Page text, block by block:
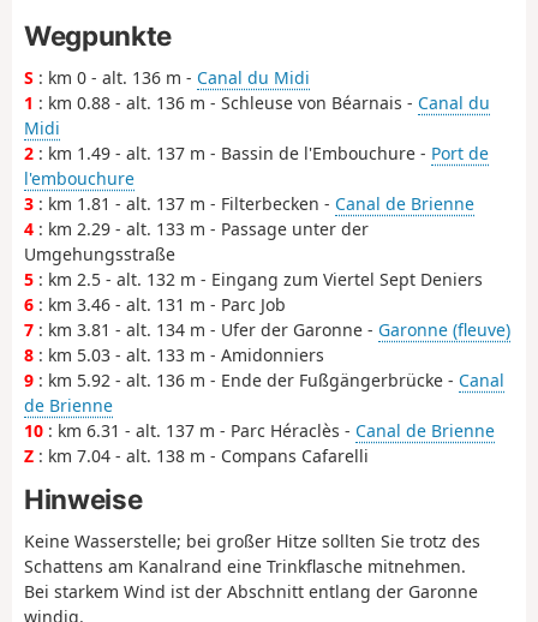
Wegpunkte
S : km 0 - alt. 136 m - Canal du Midi
1 : km 0.88 - alt. 136 m - Schleuse von Béarnais - Canal du
Midi
2 : km 1.49 - alt. 137 m - Bassin de l'Embouchure - Port de
l'embouchure
3 : km 1.81 - alt. 137 m - Filterbecken - Canal de Brienne
4 : km 2.29 - alt. 133 m - Passage unter der
Umgehungsstraße
5 : km 2.5 - alt. 132 m - Eingang zum Viertel Sept Deniers
6 : km 3.46 - alt. 131 m - Parc Job
7 : km 3.81 - alt. 134 m - Ufer der Garonne - Garonne (fleuve)
8 : km 5.03 - alt. 133 m - Amidonniers
9 : km 5.92 - alt. 136 m - Ende der Fußgängerbrücke - Canal
de Brienne
10 : km 6.31 - alt. 137 m - Parc Héraclès - Canal de Brienne
Z : km 7.04 - alt. 138 m - Compans Cafarelli
Hinweise
Keine Wasserstelle; bei großer Hitze sollten Sie trotz des
Schattens am Kanalrand eine Trinkflasche mitnehmen.
Bei starkem Wind ist der Abschnitt entlang der Garonne
windig.